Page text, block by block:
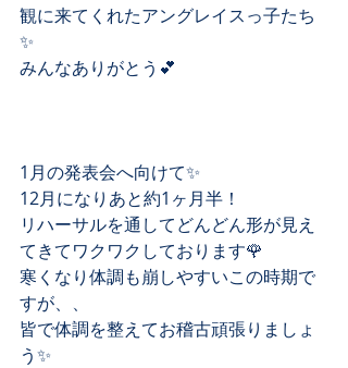
観に来てくれたアングレイスっ子たち
✨
みんなありがとう💕
1月の発表会へ向けて✨
12月になりあと約1ヶ月半！
リハーサルを通してどんどん形が見え
てきてワクワクしております🌹
寒くなり体調も崩しやすいこの時期で
すが、、
皆で体調を整えてお稽古頑張りましょ
う✨